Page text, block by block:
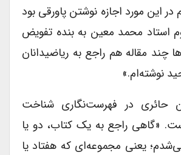
این مورد اجازه نوشتن پاورقى بود
استاد محمد معین به بنده تفویض
چند مقاله هم راجع به ریاضیدانان
نوشته‌ام.»
حائرى در فهرست‌نگاری شناخت
«گاهى راجع به یک کتاب، دو یا
یعنى مجموعه‌ای که هفتاد یا